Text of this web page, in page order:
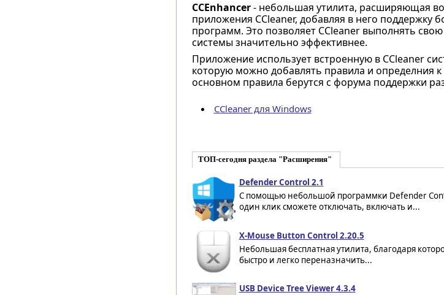
CCEnhancer- небольшая утилита, расширяющая
приложения CCleaner, добавляя в него поддержку
программ. Это позволяет CCleaner выполнять
системы значительно эффективнее.
Приложение использует встроенную в CCleaner
которую можно добавлять правила и определния
основном правила берутся с форума поддержки
CCleaner для Windows
ТОП-сегодня раздела "Расширения"
Defender Control 2.1
С помощью небольшой программки Defender
один клик сможете отключать, включать и...
X-Mouse Button Control 2.20.5
Небольшая бесплатная утилита, благодаря
быстро и легко переназначить...
USB Device Tree Viewer 4.3.4